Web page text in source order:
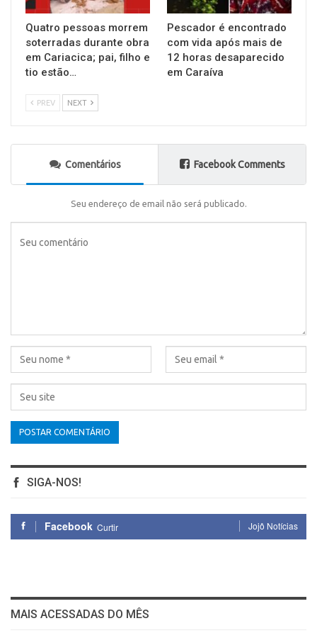
Quatro pessoas morrem
soterradas durante obra
em Cariacica; pai, filho e
tio estão…
Pescador é encontrado
com vida após mais de
12 horas desaparecido
em Caraíva
PREV NEXT
Comentários Facebook Comments
Seu endereço de email não será publicado.
SIGA-NOS!
Facebook Curtir Jojô Notícias
MAIS ACESSADAS DO MÊS